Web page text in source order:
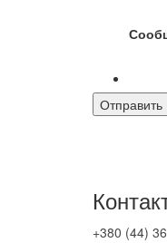
+380 (44)